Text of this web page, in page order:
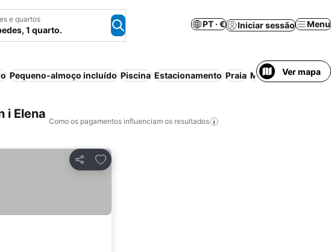
e quartos
1 quarto.
PT · € Iniciar sessão Menu
Pequeno-almoço incluído Piscina Estacionamento Praia Meia-pensão
Ver mapa
i Elena
Como os pagamentos influenciam os resultados
Partilhar
Adicionar aos favoritos